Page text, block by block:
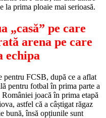
la prima ploaie mai serioasă.
„casă” pe care
arena pe care
echipa
pentru FCSB, după ce a aflat
pentru fotbal în prima parte a
joacă în prima etapă
astfel că a câștigat răgaz
bună, însă opțiunile sunt